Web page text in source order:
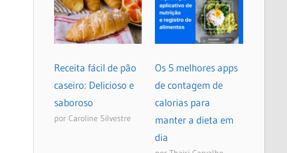
Receita fácil de pão
caseiro: Delicioso e
saboroso
por Caroline Silvestre
Os 5 melhores apps
de contagem de
calorias para
manter a dieta em
dia